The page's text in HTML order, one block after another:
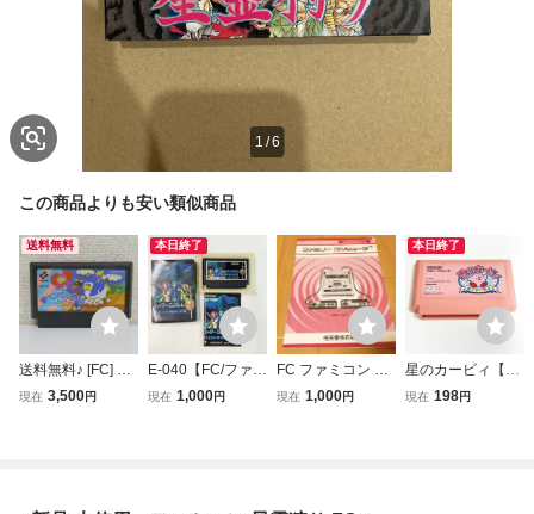
1 /6
この商品よりも安い類似商品
送料無料
送料無料♪ [FC] フ
ァミコンソフト
現在 3,500円
本日終了
E-040【FC/ファミ
コン/動作確認済】
現在 1,000円
FC ファミコン 初
期型 四角ボタン H
現在 1,000円
本日終了
星のカービィ【動
作確認済】８本ま
現在 198円